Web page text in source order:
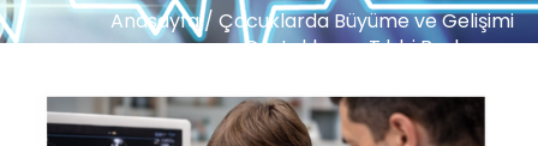
Anasayfa/ Çocuklarda Büyüme ve Gelişimi
Destekleyen Tıbbi Beslenme